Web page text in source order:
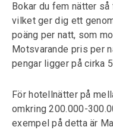
Bokar du fem nätter
vilket ger dig ett
poäng per natt, som
Motsvarande pris per
pengar ligger på cirka
För hotellnätter på
omkring 200.000-
exempel på detta är